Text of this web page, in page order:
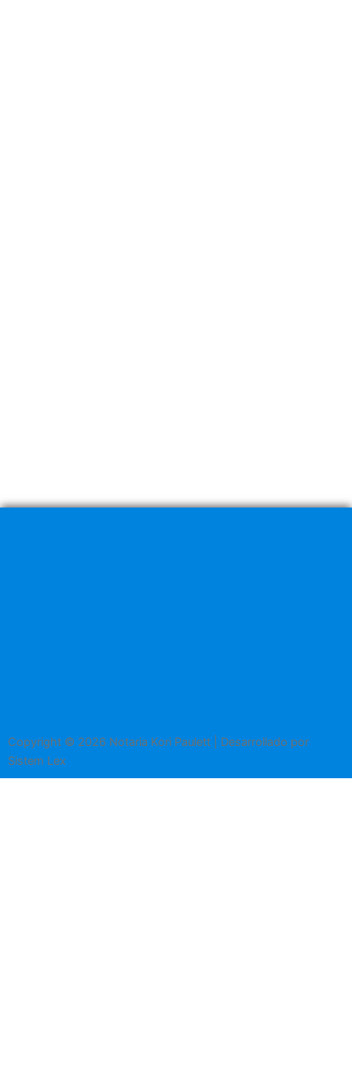
Copyright © 2026 Notaria Kori Paulett | Desarrollado por
Sistem Lex